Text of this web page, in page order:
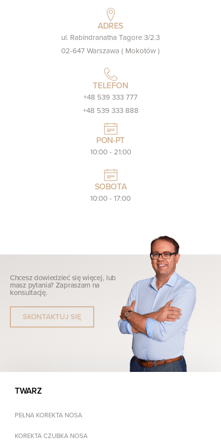
ADRES
ul. Rabindranatha Tagore 3/2.3
02-647 Warszawa ( Mokotów )
TELEFON
+48 539 333 777
+48 539 333 888
PON-PT
10:00 - 21:00
SOBOTA
10:00 - 17:00
Chcesz dowiedzieć się więcej, lub
masz pytania? Zapraszam na
konsultację.
SKONTAKTUJ SIĘ
TWARZ
PEŁNA KOREKTA NOSA
KOREKTA CZUBKA NOSA